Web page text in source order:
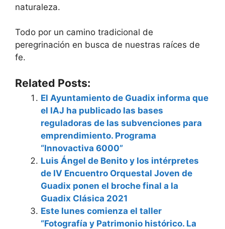
naturaleza.
Todo por un camino tradicional de
peregrinación en busca de nuestras raíces de
fe.
Related Posts:
El Ayuntamiento de Guadix informa que
el IAJ ha publicado las bases
reguladoras de las subvenciones para
emprendimiento. Programa
“Innovactiva 6000”
Luis Ángel de Benito y los intérpretes
de IV Encuentro Orquestal Joven de
Guadix ponen el broche final a la
Guadix Clásica 2021
Este lunes comienza el taller
“Fotografía y Patrimonio histórico. La